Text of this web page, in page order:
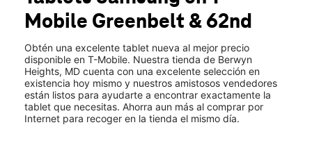
Mié.:10:00 a.m. a 8:00 p.m.
Jue.: 10:00 a.m. a 8:00 p.m.
8904 62nd Avenue Suite B Berwyn Heights, MD 20740
Mobile Greenbelt & 62nd
Obtén una excelente tablet nueva al mejor precio
disponible en T-Mobile. Nuestra tienda de Berwyn
Heights, MD cuenta con una excelente selección en
existencia hoy mismo y nuestros amistosos vendedores
están listos para ayudarte a encontrar exactamente la
tablet que necesitas. Ahorra aun más al comprar por
Internet para recoger en la tienda el mismo día.